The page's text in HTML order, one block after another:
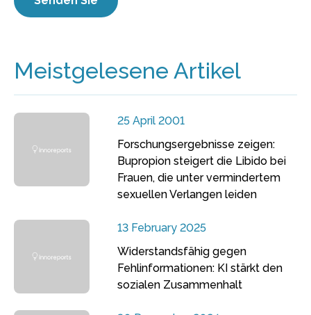
Meistgelesene Artikel
25 April 2001
Forschungsergebnisse zeigen:
Bupropion steigert die Libido bei
Frauen, die unter vermindertem
sexuellen Verlangen leiden
13 February 2025
Widerstandsfähig gegen
Fehlinformationen: KI stärkt den
sozialen Zusammenhalt